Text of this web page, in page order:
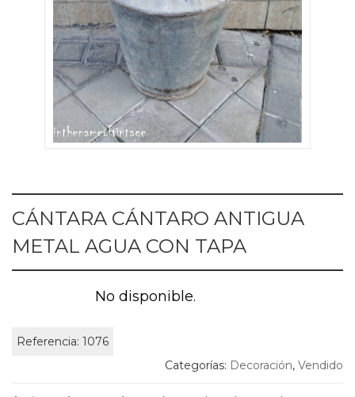
CÁNTARA CÁNTARO ANTIGUA
METAL AGUA CON TAPA
No disponible.
Referencia: 1076
Categorías: Decoración, Vendido